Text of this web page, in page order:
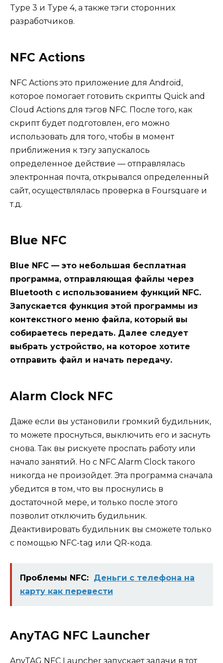
Type 3 и Type 4, а также тэги сторонних
разработчиков.
NFC Actions
NFC Actions это приложение для Android,
которое помогает готовить скрипты Quick and
Cloud Actions для тэгов NFC. После того, как
скрипт будет подготовлен, его можно
использовать для того, чтобы в момент
приближения к тэгу запускалось
определенное действие — отправлялась
электронная почта, открывался определенный
сайт, осуществлялась проверка в Foursquare и
т.д.
Blue NFC
Blue NFC — это небольшая бесплатная
программа, отправляющая файлы через
Bluetooth с использованием функций NFC.
Запускается функция этой программы из
контекстного меню файла, который вы
собираетесь передать. Далее следует
выбрать устройство, на которое хотите
отправить файл и начать передачу.
Alarm Clock NFC
Даже если вы установили громкий будильник,
то можете проснуться, выключить его и заснуть
снова. Так вы рискуете проспать работу или
начало занятий. Но с NFC Alarm Clock такого
никогда не произойдет. Эта программа сначала
убедится в том, что вы проснулись в
достаточной мере, и только после этого
позволит отключить будильник.
Деактивировать будильник вы сможете только
с помощью NFC-tag или QR-кода.
Проблемы NFC: Деньги с телефона на
карту как перевести
AnyTAG NFC Launcher
AnyTAG NFC Launcher запускает задачи в тот